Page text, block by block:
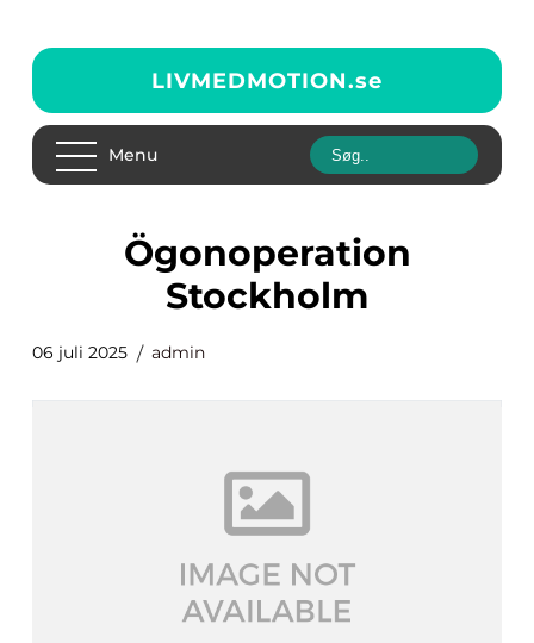
LIVMEDMOTION.se
Menu
Ögonoperation
Stockholm
06 juli 2025 admin